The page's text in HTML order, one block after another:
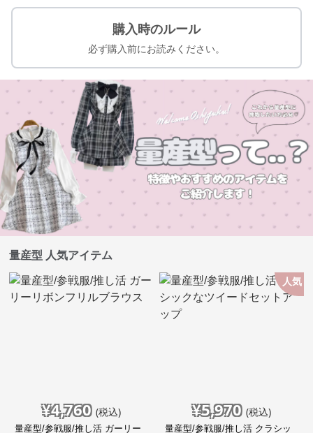
購入時のルール
必ず購入前にお読みください。
量産型 人気アイテム
¥4,760 (税込)
量産型/参戦服/推し活 ガーリー
人気
¥5,970 (税込)
量産型/参戦服/推し活 クラシッ